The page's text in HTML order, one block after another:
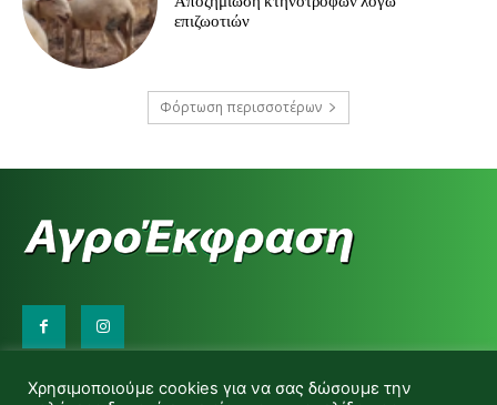
επιζωοτιών
Φόρτωση περισσοτέρων
d.makas@yahoo.gr
Χρησιμοποιούμε cookies για να σας δώσουμε την